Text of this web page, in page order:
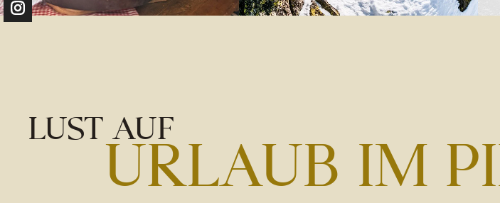
LUST AUF
URLAUB IM